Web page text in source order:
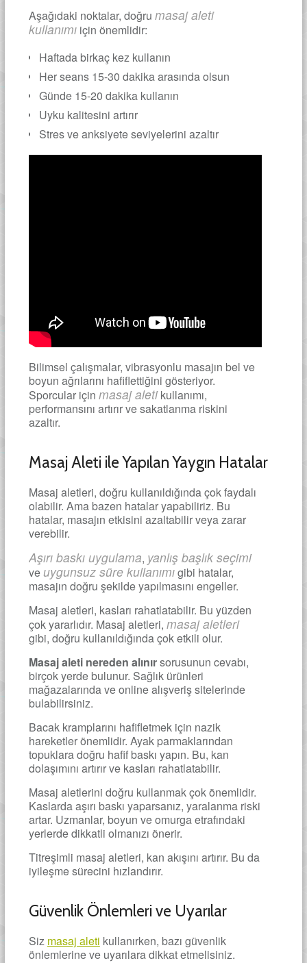
Aşağıdaki noktalar, doğru masaj aleti
kullanımıiçin önemlidir:
Haftada birkaç kez kullanın
Her seans 15-30 dakika arasında olsun
Günde 15-20 dakika kullanın
Uyku kalitesini artırır
Stres ve anksiyete seviyelerini azaltır
Bilimsel çalışmalar, vibrasyonlu masajın bel ve
boyun ağrılarını hafiflettiğini gösteriyor.
Sporcular için masaj aletikullanımı,
performansını artırır ve sakatlanma riskini
azaltır.
Masaj Aleti ile Yapılan Yaygın Hatalar
Masaj aletleri, doğru kullanıldığında çok faydalı
olabilir. Ama bazen hatalar yapabiliriz. Bu
hatalar, masajın etkisini azaltabilir veya zarar
verebilir.
Aşırı baskı uygulama, yanlış başlık seçimi
veuygunsuz süre kullanımıgibi hatalar,
masajın doğru şekilde yapılmasını engeller.
Masaj aletleri, kasları rahatlatabilir. Bu yüzden
çok yararlıdır. Masaj aletleri, masaj aletleri
gibi, doğru kullanıldığında çok etkili olur.
Masaj aleti nereden alınırsorusunun cevabı,
birçok yerde bulunur. Sağlık ürünleri
mağazalarında ve online alışveriş sitelerinde
bulabilirsiniz.
Bacak kramplarını hafifletmek için nazik
hareketler önemlidir. Ayak parmaklarından
topuklara doğru hafif baskı yapın. Bu, kan
dolaşımını artırır ve kasları rahatlatabilir.
Masaj aletlerini doğru kullanmak çok önemlidir.
Kaslarda aşırı baskı yaparsanız, yaralanma riski
artar. Uzmanlar, boyun ve omurga etrafındaki
yerlerde dikkatli olmanızı önerir.
Titreşimli masaj aletleri, kan akışını artırır. Bu da
iyileşme sürecini hızlandırır.
Güvenlik Önlemleri ve Uyarılar
Siz masaj aleti kullanırken, bazı güvenlik
önlemlerine ve uyarılara dikkat etmelisiniz.